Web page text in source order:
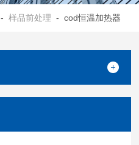
-样品前处理 - cod恒温加热器